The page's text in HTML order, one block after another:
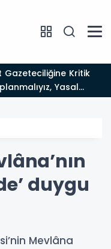
“Dr. A.P.J. Abdul
2026”
duygu
Mevlâna